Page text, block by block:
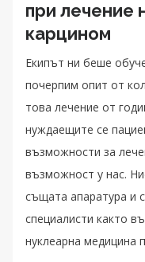
при лечение
карцином
Екипът ни беше
почерпим опит от
това лечение от
нуждаещите се
възможности за
възможност у нас.
същата апаратура и
специалисти както
нуклеарна медицина